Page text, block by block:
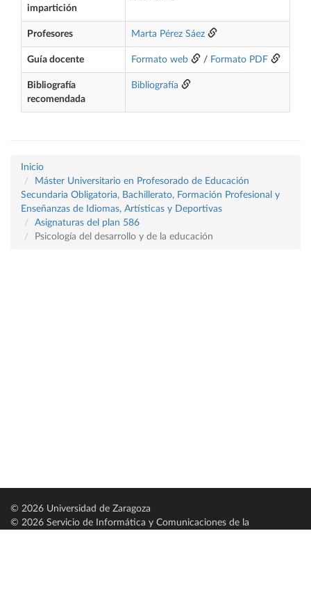
impartición
Profesores Marta Pérez Sáez
Guía docente Formato web / Formato PDF
Bibliografía
recomendada
Bibliografía
Inicio
Máster Universitario en Profesorado de Educación
Secundaria Obligatoria, Bachillerato, Formación Profesional y
Enseñanzas de Idiomas, Artísticas y Deportivas
Asignaturas del plan 586
Psicología del desarrollo y de la educación
© 2026 Universidad de Zaragoza
© 2026 Servicio de Informática y Comunicaciones de la